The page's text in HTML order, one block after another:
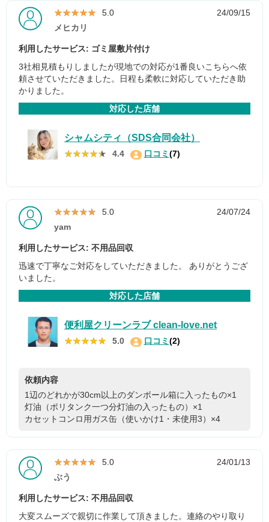
★★★★★
★★★★★ 5.0
24/09/15
メヒカリ
利用したサービス: ゴミ屋敷片付け
3社相見積もりしましたが現地での対応が1番良いこちらへ依
頼させていただきました。日程も柔軟に対応していただき助
かりました。
対応した店舗
シャムシティ（SDS合同会社）
★★★★★
★★★★★ 4.4 口コミ(7)
★★★★★
★★★★★ 5.0
24/07/24
yam
利用したサービス: 不用品回収
迅速で丁寧なご対応をしていただきました。 ありがとうござ
いました。
対応した店舗
便利屋クリーンラブ clean-love.net
★★★★★
★★★★★ 5.0 口コミ(2)
依頼内容
1辺のどれかが30cm以上のダンボール箱に入ったもの×1
灯油（ポリタンク一つ分灯油の入ったもの）×1
カセットコンロ用ガス缶（使いかけ1・未使用3）×4
★★★★★
★★★★★ 5.0
24/01/13
ぶう
利用したサービス: 不用品回収
大変スムーズで親切に作業して頂きました。連絡のやり取り